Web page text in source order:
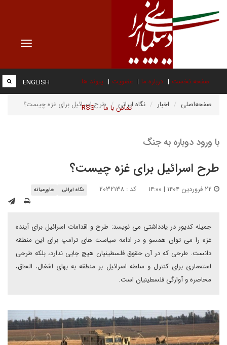
Toggle
صفحه نخست درباره ما عضویت پیوند ها
تماس با ما RSS
ENGLISH
صفحه‌اصلی اخبار نگاه ایرانی طرح اسرائیل برای غزه چیست؟
با ورود دوباره به جنگ
طرح اسرائیل برای غزه چیست؟
کد : ۲۰۳۲۱۳۸ نگاه ایرانی خاورمیانه
جمیله کدیور در یادداشتی می نویسد: طرح و اقدامات اسرائیل برای آینده
غزه را می توان همسو و در ادامه سیاست های ترامپ برای این منطقه
دانست. طرحی که در آن حقوق فلسطینیان هیچ جایی ندارد، بلکه طرحی
استعماری برای کنترل و سلطه اسرائیل بر منطقه به بهای اشغال، الحاق،
محاصره و آوارگی فلسطینیان است.